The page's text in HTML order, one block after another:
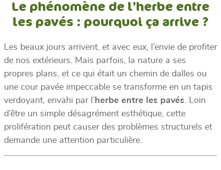
Le phénomène de l’herbe entre
les pavés : pourquoi ça arrive ?
Les beaux jours arrivent, et avec eux, l’envie de profiter
de nos extérieurs. Mais parfois, la nature a ses
propres plans, et ce qui était un chemin de dalles ou
une cour pavée impeccable se transforme en un tapis
verdoyant, envahi par l’ herbe entre les pavés. Loin
d’être un simple désagrément esthétique, cette
prolifération peut causer des problèmes structurels et
demande une attention particulière.